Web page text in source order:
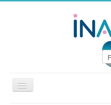
Basculer
la